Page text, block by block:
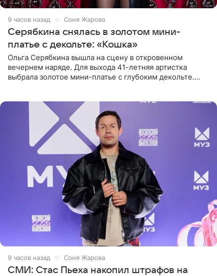
9 часов назад Соня Жарова
Серябкина снялась в золотом мини-
платье с декольте: «Кошка»
Ольга Серябкина вышла на сцену в откровенном
вечернем наряде. Для выхода 41-летняя артистка
выбрала золотое мини-платье с глубоким декольте.
9 часов назад Соня Жарова
СМИ: Стас Пьеха накопил штрафов на